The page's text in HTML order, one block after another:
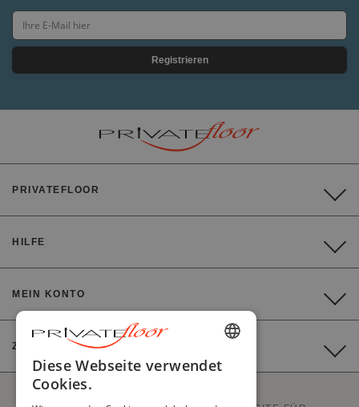
Registrieren
PRIVATEFLOOR
HILFE
MEIN KONTO
ZAHLUNG
ENGLISH
Diese Webseite verwendet
Cookies.